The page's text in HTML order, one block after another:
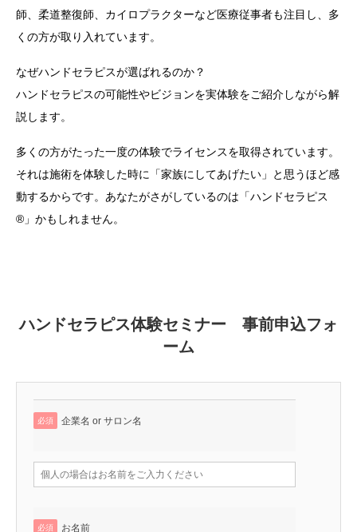
師、柔道整復師、カイロプラクターなど医療従事者も注目し、多
くの方が取り入れています。
なぜハンドセラピスが選ばれるのか？
ハンドセラピスの可能性やビジョンを実体験をご紹介しながら解
説します。
多くの方がたった一度の体験でライセンスを取得されています。
それは施術を体験した時に「家族にしてあげたい」と思うほど感
動するからです。あなたがさがしているのは「ハンドセラピス
®」かもしれません。
ハンドセラピス体験セミナー 事前申込フォ
ーム
必須 企業名 or サロン名
必須 お名前